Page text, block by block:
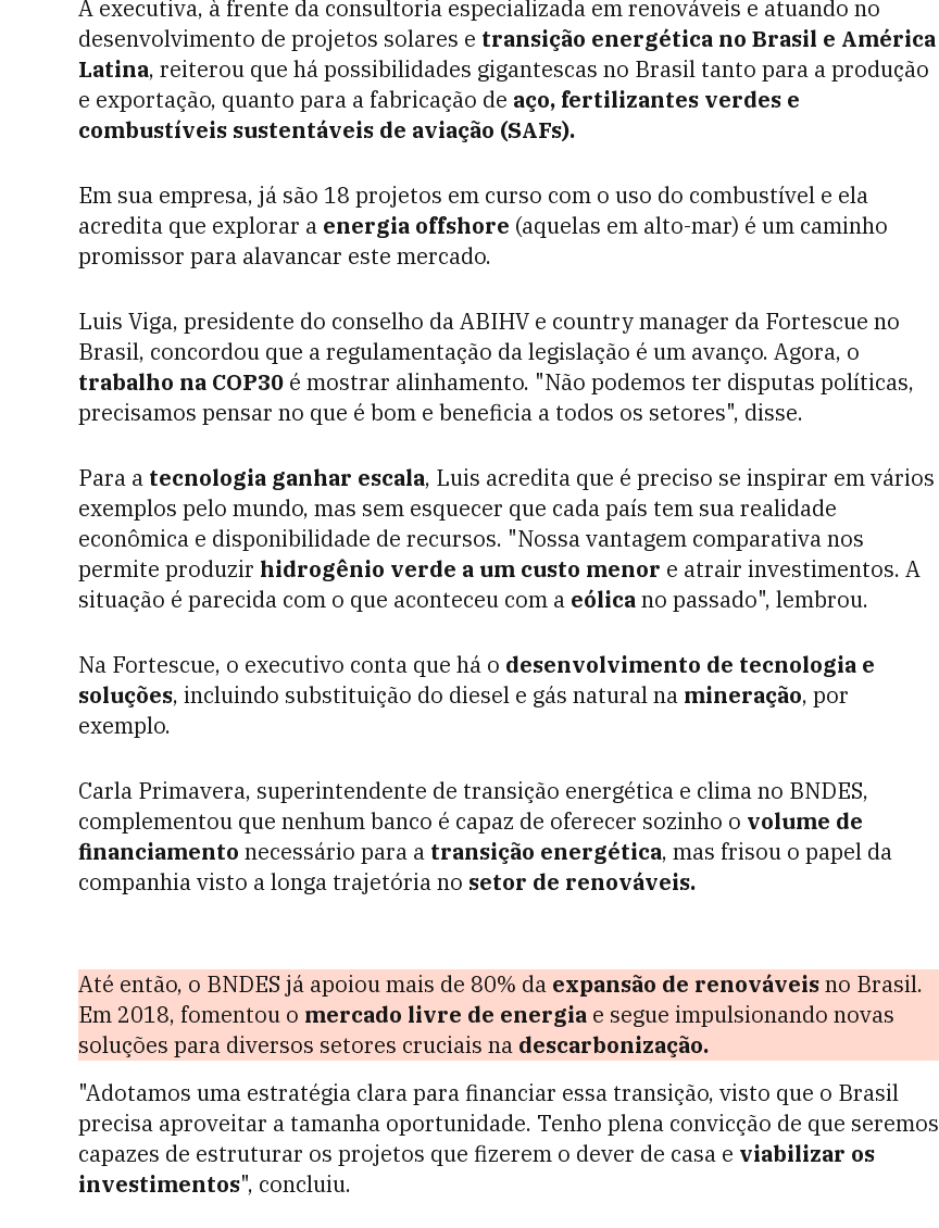
A executiva, à frente da consultoria especializada em renováveis e atuando no
desenvolvimento de projetos solares e transição energética no Brasil e América
Latina, reiterou que há possibilidades gigantescas no Brasil tanto para a produção
e exportação, quanto para a fabricação de aço, fertilizantes verdes e
combustíveis sustentáveis de aviação (SAFs).
Em sua empresa, já são 18 projetos em curso com o uso do combustível e ela
acredita que explorar a energia offshore (aquelas em alto-mar) é um caminho
promissor para alavancar este mercado.
Luis Viga, presidente do conselho da ABIHV e country manager da Fortescue no
Brasil, concordou que a regulamentação da legislação é um avanço. Agora, o
trabalho na COP30 é mostrar alinhamento. "Não podemos ter disputas políticas,
precisamos pensar no que é bom e beneficia a todos os setores", disse.
Para a tecnologia ganhar escala, Luis acredita que é preciso se inspirar em vários
exemplos pelo mundo, mas sem esquecer que cada país tem sua realidade
econômica e disponibilidade de recursos. "Nossa vantagem comparativa nos
permite produzir hidrogênio verde a um custo menor e atrair investimentos. A
situação é parecida com o que aconteceu com a eólicano passado", lembrou.
Na Fortescue, o executivo conta que há o desenvolvimento de tecnologia e
soluções, incluindo substituição do diesel e gás natural na mineração, por
exemplo.
Carla Primavera, superintendente de transição energética e clima no BNDES,
complementou que nenhum banco é capaz de oferecer sozinho o volume de
financiamento necessário para a transição energética, mas frisou o papel da
companhia visto a longa trajetória no setor de renováveis.
Até então, o BNDES já apoiou mais de 80% da expansão de renováveisno Brasil.
Em 2018, fomentou o mercado livre de energia e segue impulsionando novas
soluções para diversos setores cruciais na descarbonização.
"Adotamos uma estratégia clara para financiar essa transição, visto que o Brasil
precisa aproveitar a tamanha oportunidade. Tenho plena convicção de que seremos
capazes de estruturar os projetos que fizerem o dever de casa e viabilizar os
investimentos", concluiu.